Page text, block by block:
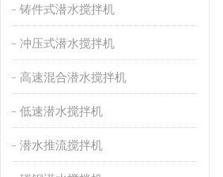
铸件式潜水搅拌机
冲压式潜水搅拌机
高速混合潜水搅拌机
低速潜水搅拌机
潜水推流搅拌机